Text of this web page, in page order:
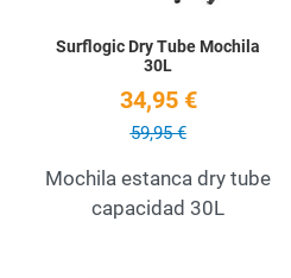
Surflogic Dry Tube Mochila
30L
34,95 €
59,95 €
Mochila estanca dry tube
capacidad 30L